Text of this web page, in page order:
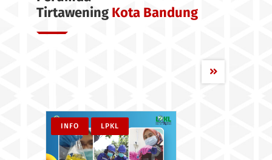
Tirtawening Kota Bandung
INFO LPKL